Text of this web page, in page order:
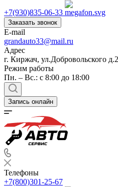
+7(930)835-06-33
Заказать звонок
E-mail
grandauto33@mail.ru
Адрес
г. Киржач, ул.Добровольского
Режим работы
Пн. – Вс.: с 8:00 до 18:00
Запись онлайн
Телефоны
+7(800)301-25-67